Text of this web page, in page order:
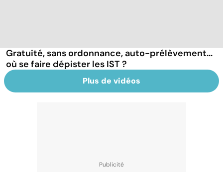
Gratuité, sans ordonnance, auto-prélèvement...
où se faire dépister les IST ?
Plus de vidéos